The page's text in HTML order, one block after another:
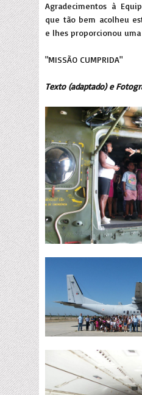
Agradecimentos à
que tão bem acolheu
e lhes proporcionou
"MISSÃO CUMPRIDA"
Texto (adaptado) e